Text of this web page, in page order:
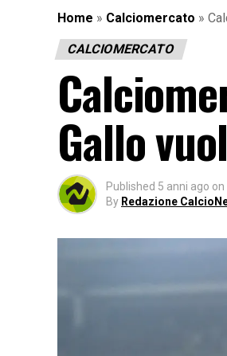
Home » Calciomercato »
CALCIOMERCATO
Gallo
Published 5 anni ago on
By Redazione